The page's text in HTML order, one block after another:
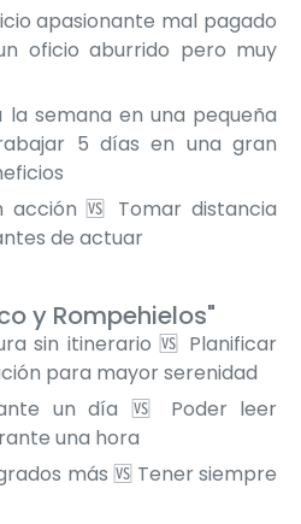
apasionante mal pagado
oficio aburrido pero muy
semana en una pequeña
5 días en una gran
acción 🆚 Tomar distancia
de actuar
y Rompehielos"
sin itinerario 🆚 Planificar
para mayor serenidad
un día 🆚 Poder leer
una hora
más 🆚 Tener siempre